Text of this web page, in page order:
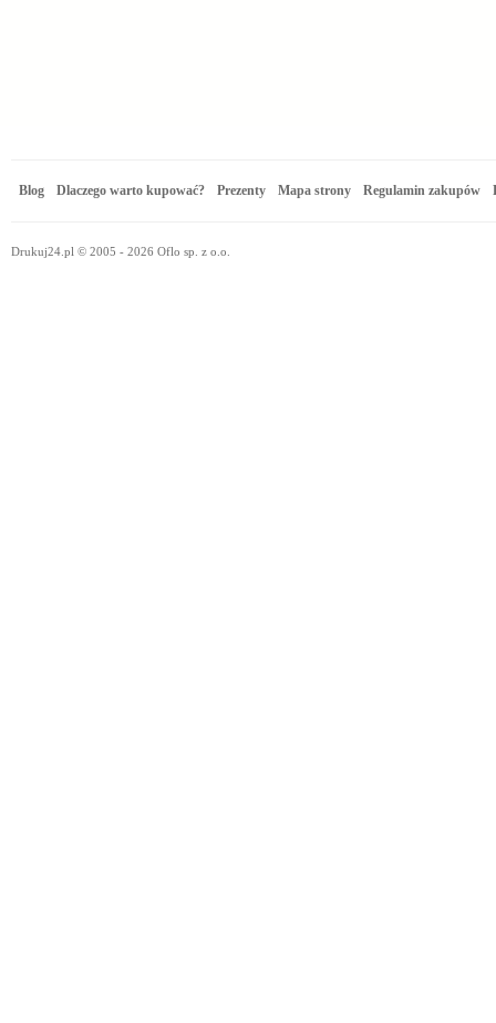
Blog Dlaczego warto kupować? Prezenty Mapa strony Regulamin zakupów
Drukuj24.pl © 2005 - 2026 Oflo sp. z o.o.